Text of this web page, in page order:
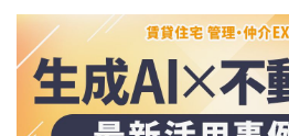
ユーザーインタビュー